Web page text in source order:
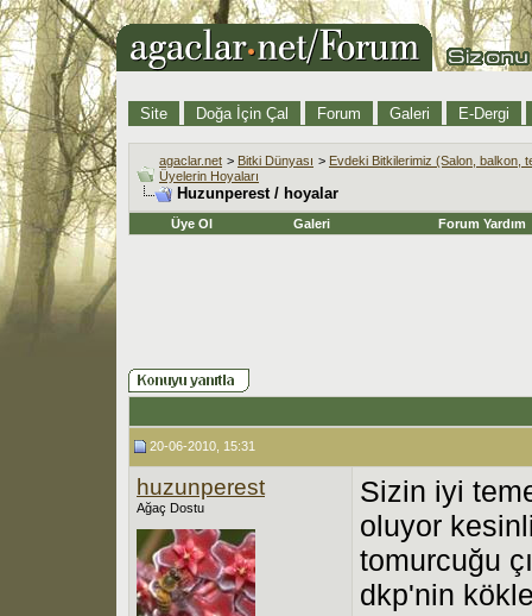
Site Doğa İçin Çal Forum Galeri E-Dergi
agaclar.net > Bitki Dünyası > Evdeki Bitkilerimiz (Salon, balkon,
Üyelerin Hoyaları
Huzunperest / hoyalar
Üye Ol Galeri Forum Yardım
20-06-2010, 15:31
huzunperest
Ağaç Dostu
Sizin iyi
oluyor
tomurcuğu
dkp'nin